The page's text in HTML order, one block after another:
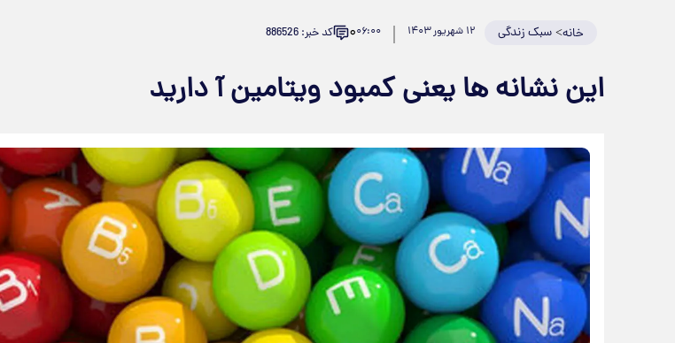
خانه>سبک زندگی ۱۲ شهریور ۱۴۰۳ ۰۶:۰۰۰ کد خبر: 886526
این نشانه ها یعنی کمبود ویتامین آ دارید